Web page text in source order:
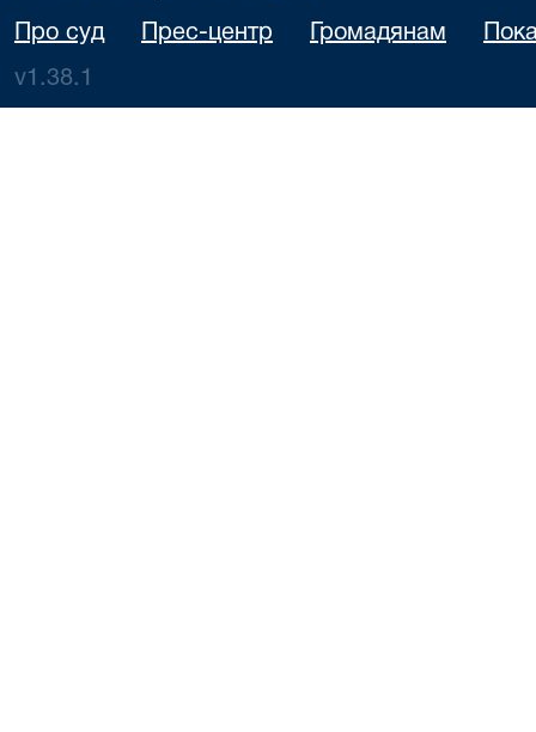
Про суд Прес-центр Громадянам
v1.38.1